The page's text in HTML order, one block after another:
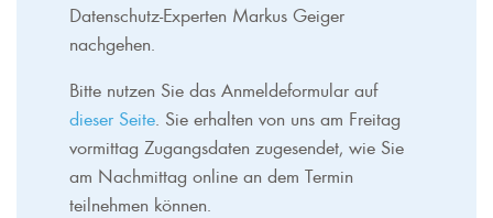
Datenschutz-Experten Markus Geiger
nachgehen.
Bitte nutzen Sie das Anmeldeformular auf
dieser Seite . Sie erhalten von uns am Freitag
vormittag Zugangsdaten zugesendet, wie Sie
am Nachmittag online an dem Termin
teilnehmen können.